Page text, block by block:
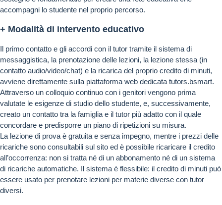
accompagni lo studente nel proprio percorso.
+ Modalità di intervento educativo
Il primo contatto e gli accordi con il tutor tramite il sistema di
messaggistica, la prenotazione delle lezioni, la lezione stessa (in
contatto audio/video/chat) e la ricarica del proprio credito di minuti,
avviene direttamente sulla piattaforma web dedicata tutors.bsmart.
Attraverso un colloquio continuo con i genitori vengono prima
valutate le esigenze di studio dello studente, e, successivamente,
creato un contatto tra la famiglia e il tutor più adatto con il quale
concordare e predisporre un piano di ripetizioni su misura.
La lezione di prova è gratuita e senza impegno, mentre i prezzi delle
ricariche sono consultabili sul sito ed è possibile ricaricare il credito
all’occorrenza: non si tratta né di un abbonamento né di un sistema
di ricariche automatiche. Il sistema è flessibile: il credito di minuti può
essere usato per prenotare lezioni per materie diverse con tutor
diversi.